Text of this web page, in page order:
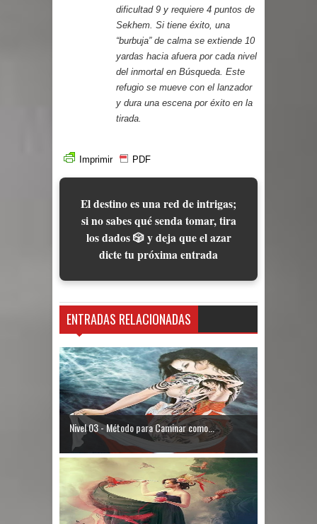
dificultad 9 y requiere 4 puntos de
Sekhem. Si tiene éxito, una
“burbuja” de calma se extiende 10
yardas hacia afuera por cada nivel
del inmortal en Búsqueda. Este
refugio se mueve con el lanzador
y dura una escena por éxito en la
tirada.
Imprimir PDF
El destino es una red de intrigas;
si no sabes qué senda tomar, tira
los dados 🎲 y deja que el azar
dicte tu próxima entrada
ENTRADAS RELACIONADAS
Nivel 03 - Método para Caminar como...